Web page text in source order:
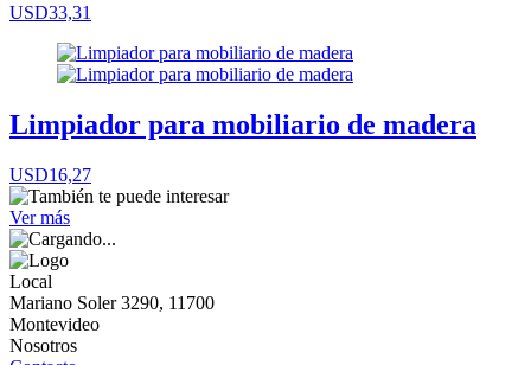
USD33,31
Limpiador para mobiliario de madera
USD16,27
Ver más
Local
Mariano Soler 3290, 11700
Montevideo
Nosotros